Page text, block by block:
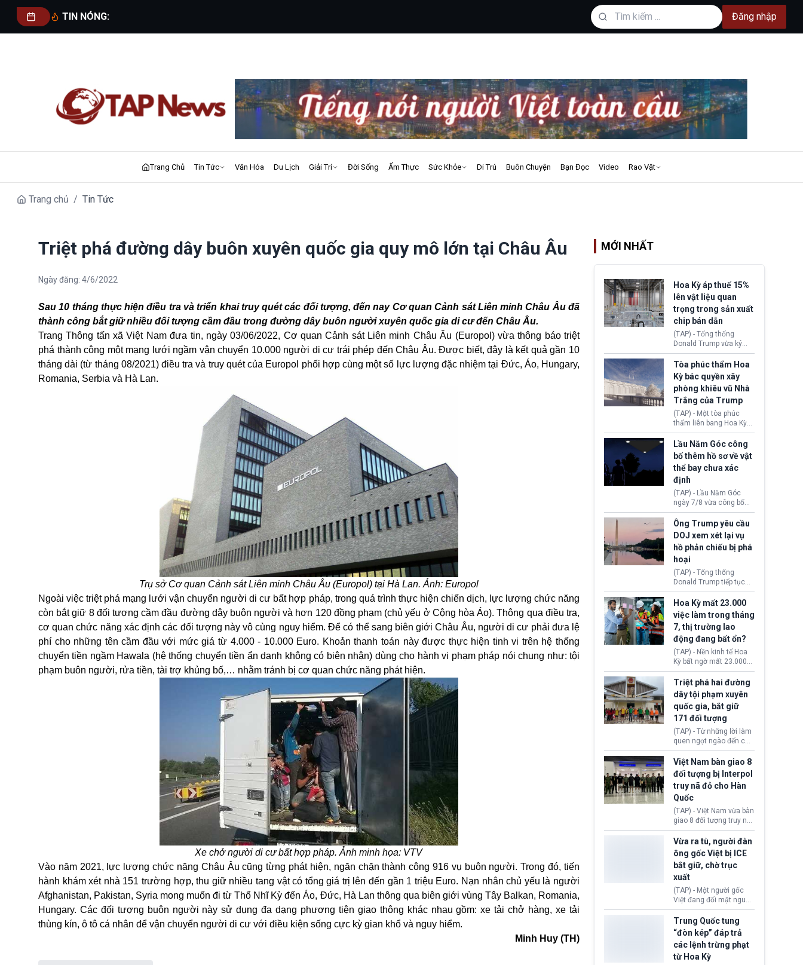
TIN NÓNG: Đăng nhập
Trang Chủ Tin Tức Văn Hóa Du Lịch Giải Trí Đời Sống Ẩm Thực Sức Khỏe Di Trú Buôn Chuyện Bạn Đọc Video Rao Vặt
Trang chủ / Tin Tức
Triệt phá đường dây buôn xuyên quốc gia quy mô lớn tại Châu Âu
Ngày đăng: 4/6/2022
Sau 10 tháng thực hiện điều tra và triển khai truy quét các đối tượng, đến nay Cơquan Cảnh sát Liên minh Châu Âuđã
thành công bắt giữ nhiều đối tượng cầm đầu trong đường dây buôn người xuyên quốc gia di cư đến Châu Âu.
Trang Thông tấn xã Việt Nam đưa tin, ngày 03/06/2022, Cơ quan Cảnh sát Liên minh Châu Âu (Europol)vừa thông báo triệt
phá thành công một mạng lưới ngầm vận chuyển 10.000 người di cư trái phép đến Châu Âu. Được biết, đây là kết quả gần 10
tháng dài (từ tháng 08/2021)điều tra và truy quét của Europol phối hợp cùng một số lực lượng đặc nhiệm tại Đức, Áo, Hungary,
Romania, Serbia và Hà Lan.
Trụ sở Cơ quan Cảnh sát Liên minh Châu Âu (Europol)tại Hà Lan. Ảnh: Europol
Ngoài việc triệt phá mạng lưới vận chuyển người di cư bất hợp pháp, trong quá trình thực hiện chiến dịch, lực lượng chức năng
còn bắt giữ 8 đối tượng cầm đầu đường dây buôn người và hơn 120đồng phạm (chủ yếu ở Cộng hòaÁo). Thông qua điều tra,
cơ quan chức năng xác định các đối tượng này vô cùng nguy hiểm. Đểcó thể sang biên giới Châu Âu, người di cư phải đưa lệ
phí cho những tên cầm đầuvới mức giá từ 4.000 - 10.000 Euro. Khoản thanh toán này được thực hiện tinh vi trên hệ thống
chuyển tiền ngầm Hawala (hệ thống chuyển tiền ẩn danh không có biên nhận) dùng cho hành vi phạm pháp nói chung như: tội
phạm buôn người, rửa tiền, tài trợ khủng bố,… nhằm tránh bị cơ quan chức năng phát hiện.
Xe chở người di cư bất hợp pháp. Ảnh minh họa: VTV
Vào năm 2021, lực lượng chức năng Châu Âu cũng từng phát hiện, ngăn chặn thành công 916 vụ buôn người.Trong đó, tiến
hành khám xét nhà 151 trường hợp,thu giữnhiều tang vật có tổng giá trị lên đến gần 1 triệu Euro. Nạn nhân chủ yếu là người
Afghanistan, Pakistan, Syria mong muốn đi từ Thổ Nhĩ Kỳ đến Áo, Đức, Hà Lan thông qua biên giới vùng Tây Balkan, Romania,
Hungary. Các đối tượng buôn người này sử dụng đa dạng phương tiện giao thông khác nhau gồm: xe tải chở hàng, xe tải
thùng kín, ô tô cá nhân để vận chuyển người di cư với điều kiện sống cực kỳ gian khổ và nguy hiểm.
Minh Huy (TH)
MỚI NHẤT
Hoa Kỳ áp thuế 15%
lên vật liệu quan
trọng trong sản xuất
chip bán dẫn
(TAP) - Tổng thống
Donald Trump vừa ký
sắc lệnh áp thuế bổ
sung 15% cùng cơ chế
giá sàn nhập khẩu
nghiêm ngặt đối với
polysilicon và các sản
phẩm hạ nguồn. Quyết
định này nhằm khôi
phục chuỗi cung ứng
công nghệ, năng lượng
mặt trời nội địa trước sự
thống trị của Trung
Quốc.
Tòa phúc thẩm Hoa
Kỳ bác quyền xây
phòng khiêu vũ Nhà
Trắng của Trump
(TAP) - Một tòa phúc
thẩm liên bang Hoa Kỳ
vừa phán quyết, chính
quyền Tổng thống
Donald Trump không có
quyền tự ý xây phòng
khiêu vũ mới rộng
khoảng 90.000 feet
vuông tại khu vực Cánh
Đông Nhà Trắng.
Lầu Năm Góc công
bố thêm hồ sơ về vật
thể bay chưa xác
định
(TAP) - Lầu Năm Góc
ngày 7/8 vừa công bố
thêm 41 hồ sơ liên quan
đến UFO hay còn được
gọi là hiện tượng bất
thường chưa xác định
(UAP). Những tài liệu này
bao gồm hình ảnh,
video, báo cáo từ nhiều
cơ quan khác nhau như
Cục Điều tra Liên bang
(FBI), Cơ quan Tình báo
Trung ương (CIA) và Bộ
Ngoại giao (DOS).
Ông Trump yêu cầu
DOJ xem xét lại vụ
hồ phản chiếu bị phá
hoại
(TAP) - Tổng thống
Donald Trump tiếp tục
cho rằng, hồ phản chiếu
trước Đài tưởng niệm
Lincoln bị phá hoại. Lãnh
đạo Nhà Trắng yêu cầu
Bộ Tư pháp (DOJ) xem
xét lại quyết định hủy
truy tố những cá nhân bị
nghi ngờ làm hư hại
công trình.
Hoa Kỳ mất 23.000
việc làm trong tháng
7, thị trường lao
động đang bất ổn?
(TAP) - Nền kinh tế Hoa
Kỳ bất ngờ mất 23.000
việc làm vào tháng 7,
cho thấy thị trường lao
động có dấu hiệu suy
yếu sau thời gian duy trì
tương đối ổn định suốt
nửa năm 2026.
Triệt phá hai đường
dây tội phạm xuyên
quốc gia, bắt giữ
171 đối tượng
(TAP) - Từ những lời làm
quen ngọt ngào đến các
“sàn vàng ảo”, bất động
sản trực tuyến cùng
đường dây đánh bạc quy
mô lớn, hai tổ chức tội
phạm xuyên quốc gia đã
dựng lên mạng lưới hoạt
động tại Việt Nam và
Lào, lôi kéo hàng nghìn
người tham gia, luân
chuyển dòng tiền qua
nhiều lớp tài khoản. Sau
hơn 2 tuần phối hợp truy
xét, lực lượng chức năng
hai nước đã bắt giữ 171
Việt Nam bàn giao 8
đối tượng bị Interpol
truy nã đỏ cho Hàn
Quốc
(TAP) - Việt Nam vừa bàn
giao 8 đối tượng truy nã
đỏ Interpol cho lực lượng
chức năng Hàn Quốc.
Nhóm này bị xác định
lừa đảo 619 nạn nhân,
chiếm đoạt hơn 17,7 tỷ
KRW.
Vừa ra tù, người đàn
ông gốc Việt bị ICE
bắt giữ, chờ trục
xuất
(TAP) - Một người gốc
Việt đang đối mặt nguy
cơ bị trục xuất khỏi Hoa
Kỳ sau khi đã chấp hành
xong bản án liên quan
đến tội ác từ hơn 30
năm trước tại California.
Trung Quốc tung
“đòn kép” đáp trả
các lệnh trừng phạt
từ Hoa Kỳ